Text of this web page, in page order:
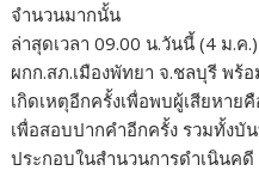
จำนวนมากนั้น
ล่าสุดเวลา 09.00 น.วันนี้ (4 ม.
ผกก.สภ.เมืองพัทยา จ.ชลบุรี พร้
เกิดเหตุอีกครั้งเพื่อพบผู้เสียหา
เพื่อสอบปากคำอีกครั้ง รวมทั้งบั
ประกอบในสำนวนการดำเนินคดี